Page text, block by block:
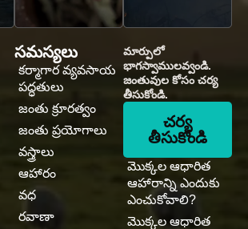
సమస్యలు
కర్మాగార వ్యవసాయ
పద్ధతులు
జంతు క్రూరత్వం
జంతు ప్రయోగాలు
వస్త్రాలు
ఆహారం
వధ
రవాణా
మార్పులో
భాగస్వాములవ్వండి.
జంతువుల కోసం చర్య
తీసుకోండి.
చర్య
తీసుకోండి
మొక్కల ఆధారిత
ఆహారాన్ని ఎందుకు
ఎంచుకోవాలి?
మొక్కల ఆధారిత